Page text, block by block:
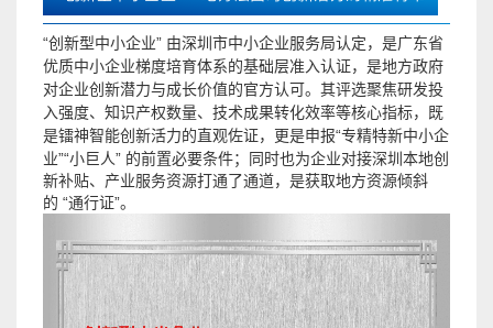
“创新型中小企业” 由深圳市中小企业服务局认定 ，是广东省
优质中小企业梯度培育体系的基础层准入认证，是地方政府
对企业创新潜力与成长价值的官方认可。其评选聚焦研发投
入强度、知识产权数量、技术成果转化效率等核心指标，既
是镭神智能创新活力的直观佐证，更是申报“专精特新中小企
业”“小巨人” 的前置必要条件；同时也为企业对接深圳本地创
新补贴、产业服务资源打通了通道，是获取地方资源倾斜
的 “通行证”。